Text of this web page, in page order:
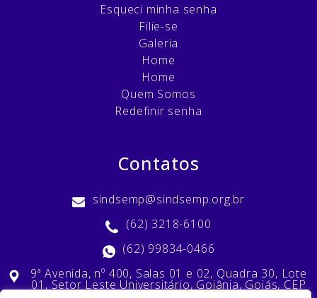
Esqueci minha senha
Filie-se
Galeria
Home
Home
Quem Somos
Redefinir senha
Contatos
sindsemp@sindsemp.org.br
(62) 3218-6100
(62) 99834-0466
9ª Avenida, nº 400, Salas 01 e 02, Quadra 30, Lote
01, Setor Leste Universitário, Goiânia, Goiás, CEP